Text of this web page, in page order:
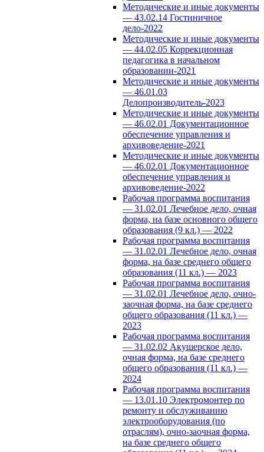
Методические и иные документы
— 43.02.14 Гостиничное
дело-2022
Методические и иные документы
— 44.02.05 Коррекционная
педагогика в начальном
образовании-2021
Методические и иные документы
— 46.01.03
Делопроизводитель-2023
Методические и иные документы
— 46.02.01 Документационное
обеспечение управления и
архивоведение-2021
Методические и иные документы
— 46.02.01 Документационное
обеспечение управления и
архивоведение-2022
Рабочая программа воспитания
— 31.02.01 Лечебное дело, очная
форма, на базе основного общего
образования (9 кл.) — 2022
Рабочая программа воспитания
— 31.02.01 Лечебное дело, очная
форма, на базе среднего общего
образования (11 кл.) — 2023
Рабочая программа воспитания
— 31.02.01 Лечебное дело, очно-
заочная форма, на базе среднего
общего образования (11 кл.) —
2023
Рабочая программа воспитания
— 31.02.02 Акушерское дело,
очная форма, на базе среднего
общего образования (11 кл.) —
2024
Рабочая программа воспитания
— 13.01.10 Электромонтер по
ремонту и обслуживанию
электрооборудования (по
отраслям), очно-заочная форма,
на базе среднего общего